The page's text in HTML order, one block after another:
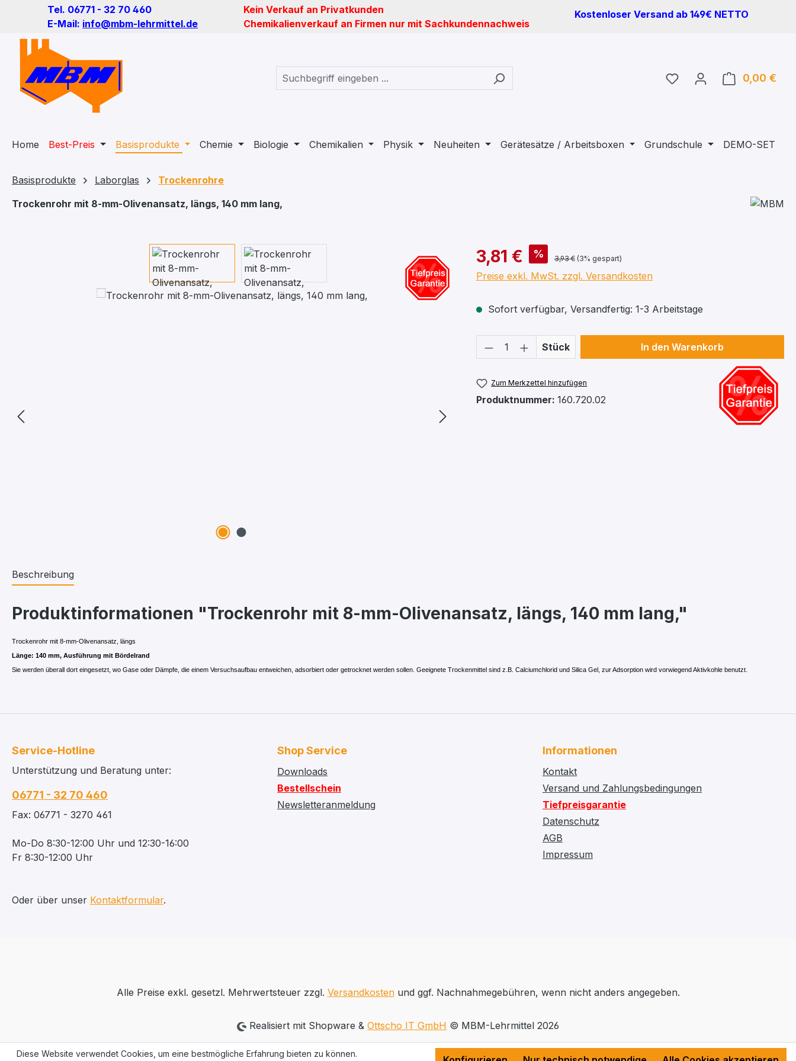
Hauptinhalt springen
Zur Suche springen
Zur Hauptnavigation springen
Tel. 06771 - 32 70 460
E-Mail: info@mbm-lehrmittel.de
Kein Verkauf an Privatkunden
Chemikalienverkauf an Firmen nur mit Sachkundennachweis
Kostenloser Versand ab 149€ NETTO
Du hast 0 Produkte auf
0,00 €
Home Best-Preis Basisprodukte Chemie Biologie Chemikalien Physik Neuheiten Gerätesätze / Arbeitsboxen Grundschule DEMO-SET
Basisprodukte Laborglas
Trockenrohre
Trockenrohr mit 8-mm-Olivenansatz, längs, 140 mm lang,
3,81 € % 3,93 € (3% gespart)
Preise exkl. MwSt. zzgl. Versandkosten
Sofort verfügbar, Versandfertig: 1-3 Arbeitstage
Produkt Anzahl: Gib den gewünschten Wert
Stück In den Warenkorb
Zum Merkzettel hinzufügen
Produktnummer: 160.720.02
Beschreibung
Produktinformationen "Trockenrohr mit 8-mm-Olivenansatz, längs, 140 mm lang,"
Trockenrohr mit 8-mm-Olivenansatz, längs
Länge: 140 mm, Ausführung mit Bördelrand
Sie werden überall dort eingesetzt, wo Gase oder Dämpfe, die einem Versuchsaufbau entweichen, adsorbiert oder getrocknet werden sollen. Geeignete Trockenmittel sind z.B. Calciumchlorid und Silica Gel, zur Adsorption wird vorwiegend Aktivkohle benutzt.
Service-Hotline
Unterstützung und Beratung unter:
06771 - 32 70 460
Fax: 06771 - 3270 461
Mo-Do 8:30-12:00 Uhr und 12:30-16:00
Fr 8:30-12:00 Uhr
Oder über unser Kontaktformular.
Shop Service
Downloads
Bestellschein
Newsletteranmeldung
Informationen
Kontakt
Versand und Zahlungsbedingungen
Tiefpreisgarantie
Datenschutz
AGB
Impressum
Alle Preise exkl. gesetzl. Mehrwertsteuer zzgl. Versandkostenund ggf. Nachnahmegebühren, wenn nicht anders angegeben.
Realisiert mit Shopware &Ottscho IT GmbH © MBM-Lehrmittel 2026
Diese Website verwendet Cookies, um eine bestmögliche Erfahrung bieten zu können.